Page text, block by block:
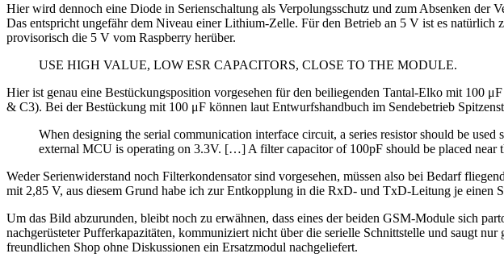
Hier wird dennoch eine Diode in Serienschaltung als Verpolungsschutz und zum Absenken
Das entspricht ungefähr dem Niveau einer Lithium-Zelle. Für den Betrieb an 5 V ist es
provisorisch die 5 V vom Raspberry herüber.
USE HIGH VALUE, LOW ESR CAPACITORS, CLOSE TO THE MODULE.
Hier ist genau eine Bestückungsposition vorgesehen für den beiliegenden Tantal-Elko mit 100
& C3). Bei der Bestückung mit 100 μF können laut Entwurfshandbuch im Sendebetrieb
When designing the serial communication interface circuit, a series resistor should be
external MCU is operating on 3.3V. […] A filter capacitor of 100pF should be placed near
Weder Serienwiderstand noch Filterkondensator sind vorgesehen, müssen also bei Bedarf
mit 2,85 V, aus diesem Grund habe ich zur Entkopplung in die RxD- und TxD-Leitung je einen
Um das Bild abzurunden, bleibt noch zu erwähnen, dass eines der beiden GSM-Module sich
nachgerüsteter Pufferkapazitäten, kommuniziert nicht über die serielle Schnittstelle und saugt
freundlichen Shop ohne Diskussionen ein Ersatzmodul nachgeliefert.